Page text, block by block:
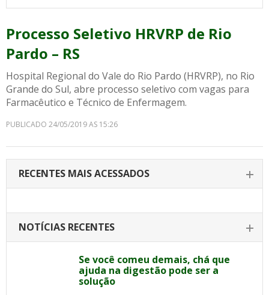
Processo Seletivo HRVRP de Rio
Pardo – RS
Hospital Regional do Vale do Rio Pardo (HRVRP), no Rio
Grande do Sul, abre processo seletivo com vagas para
Farmacêutico e Técnico de Enfermagem.
PUBLICADO 24/05/2019 AS 15:26
RECENTES MAIS ACESSADOS
NOTÍCIAS RECENTES
Se você comeu demais, chá que
ajuda na digestão pode ser a
solução